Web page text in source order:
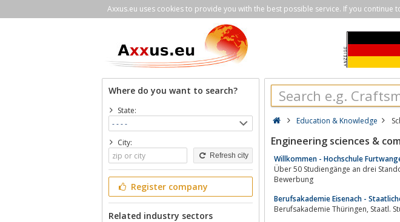
Axxus.eu uses cookies to provide you with the best possible service. If you continue
Where do you want to search?
State:
City:
Refresh city
Register company
Related industry sectors
Education & Knowledge
Engineering sciences &
Willkommen - Hochschule
Über 50 Studiengänge an drei
Bewerbung
Berufsakademie Eisenach -